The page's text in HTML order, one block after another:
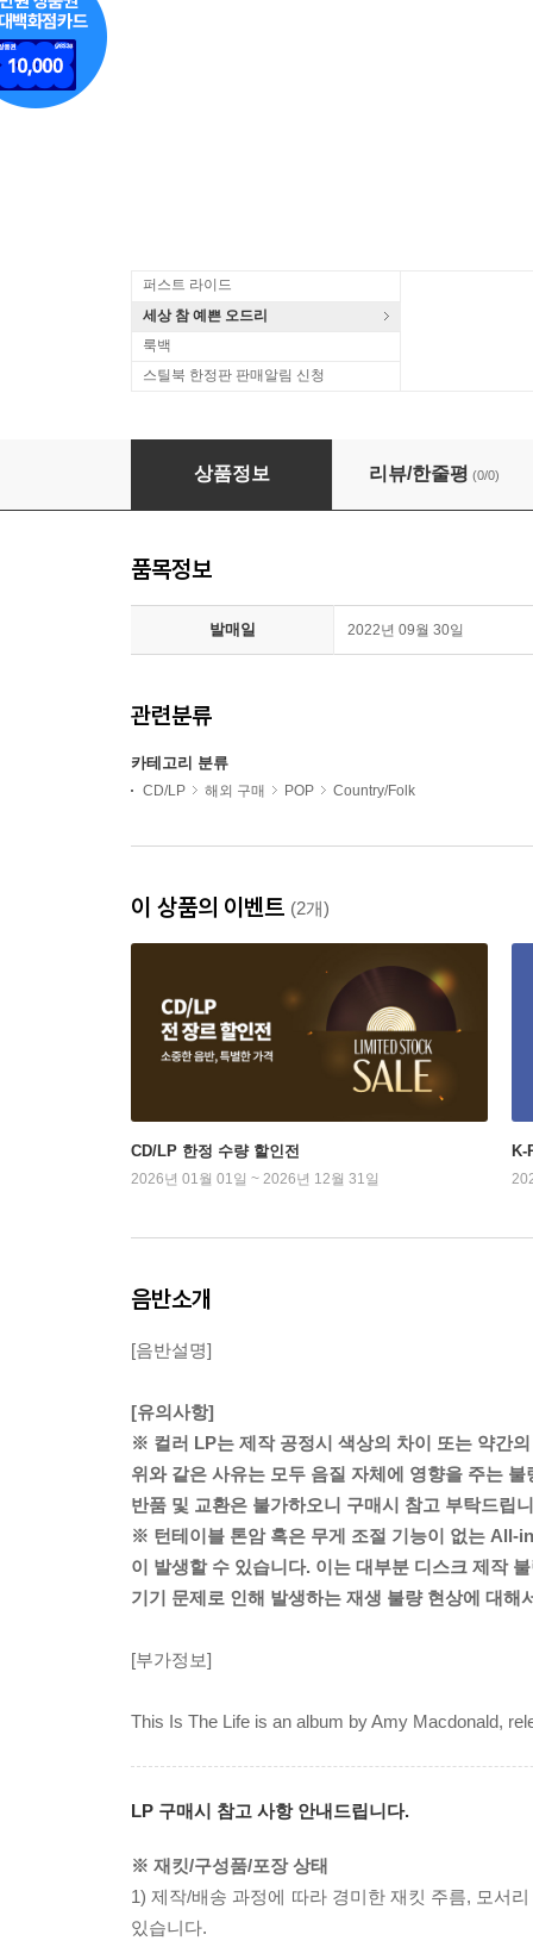
퍼스트 라이드
세상 참 예쁜 오드리
룩백
스틸북 한정판 판매알림 신청
Amy Macdonald - This Is The Life
상품정보 리뷰/한줄평 (0/0)
품목정보
발매일 2022년 09월 30일
관련분류
카테고리 분류
CD/LP 해외 구매 POP Country/Folk
이 상품의 이벤트 (2개)
CD/LP 한정 수량 할인전
2026년 01월 01일 ~ 2026년 12월 31일
K-
음반소개
[음반설명]
[유의사항]
※ 컬러 LP는 제작 공정시 색상의 차이 또는 약간
위와 같은 사유는 모두 음질 자체에 영향을 주는 불
반품 및 교환은 불가하오니 구매시 참고 부탁드립
※ 턴테이블 톤암 혹은 무게 조절 기능이 없는 All-
이 발생할 수 있습니다. 이는 대부분 디스크 제작
기기 문제로 인해 발생하는 재생 불량 현상에 대
[부가정보]
This Is The Life is an album by Amy Macdonald,
LP 구매시 참고 사항 안내드립니다.
※ 재킷/구성품/포장 상태
1) 제작/배송 과정에 따라 경미한 재킷 주름, 모서
있습니다.